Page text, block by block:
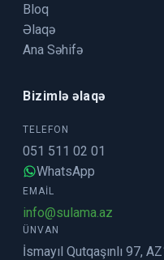
Bloq
Əlaqə
Ana Səhifə
Bizimlə əlaqə
TELEFON
051 511 02 01
WhatsApp
EMAIL
info@sulama.az
ÜNVAN
İsmayıl Qutqaşınlı 97,